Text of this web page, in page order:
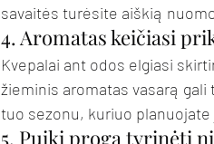
savaitės turėsite aiškią
4. Aromatas keičiasi
Kvepalai ant odos elgiasi
žieminis aromatas vasarą
tuo sezonu, kuriuo
5. Puiki proga tyrinėti